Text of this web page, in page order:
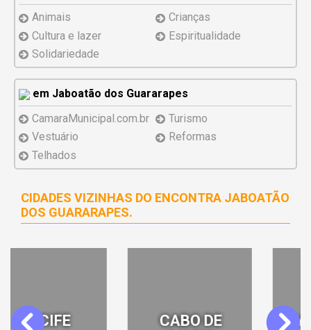
Animais
Crianças
Cultura e lazer
Espiritualidade
Solidariedade
em Jaboatão dos Guararapes
CamaraMunicipal.com.br
Turismo
Vestuário
Reformas
Telhados
CIDADES VIZINHAS DO ENCONTRA JABOATÃO
DOS GUARARAPES.
Previous CABO DE
CAMARAGIBE Next